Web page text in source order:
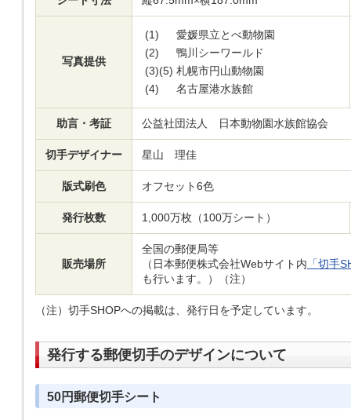
写真提供
(1)
愛媛県立とべ動物園
(2)
鴨川シーワールド
(3)(5) 札幌市円山動物園
(4)
名古屋港水族館
助言・考証 公益社団法人 日本動物園水族館協会
切手デザイナー 星山 理佳
版式刷色 オフセット6色
発行枚数 1,000万枚（100万シート）
販売場所
全国の郵便局等
（日本郵便株式会社Webサイト内 「切手
も行います。）（注）
（注）切手SHOPへの掲載は、発行日を予定しています。
発行する郵便切手のデザインについて
50円郵便切手シート